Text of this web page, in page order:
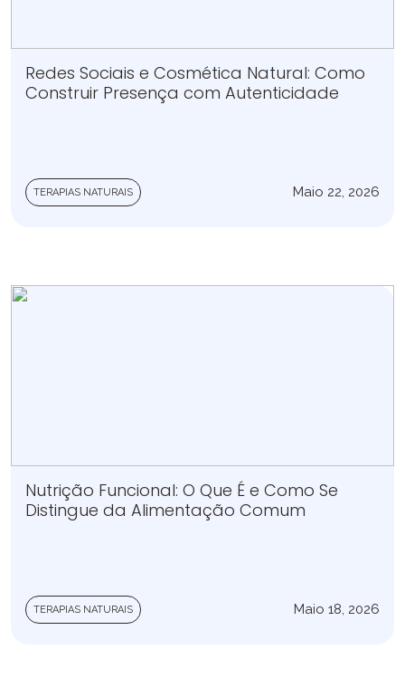
Redes Sociais e Cosmética Natural: Como
Construir Presença com Autenticidade
TERAPIAS NATURAIS Maio 22, 2026
Nutrição Funcional: O Que É e Como Se
Distingue da Alimentação Comum
TERAPIAS NATURAIS Maio 18, 2026